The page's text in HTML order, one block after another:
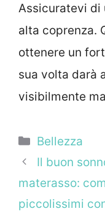
Assicuratevi di
alta coprenza.
ottenere un
sua volta darà
visibilmente
Categorie
Bellezza
Il buon
materasso:
piccolissimi